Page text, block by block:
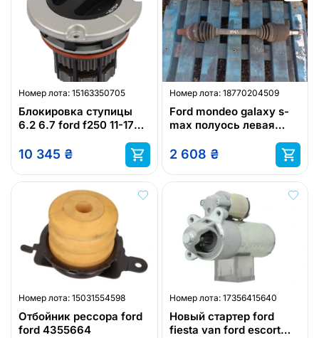
Номер лота: 15163350705
Блокировка ступицы
6.2 6.7 ford f250 11-17
11-17 ford
10 345 ₴
Номер лота: 18770204509
Ford mondeo galaxy s-
max полуось левая
2 608 ₴
Номер лота: 15031554598
Отбойник рессора ford
ford 4355664
Номер лота: 17356415640
Новый стартер ford
fiesta van ford escort